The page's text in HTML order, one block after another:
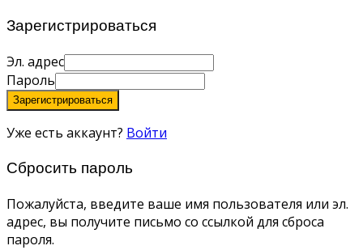
Зарегистрироваться
Эл. адрес
Пароль
Зарегистрироваться
Уже есть аккаунт? Войти
Сбросить пароль
Пожалуйста, введите ваше имя пользователя или эл.
адрес, вы получите письмо со ссылкой для сброса
пароля.